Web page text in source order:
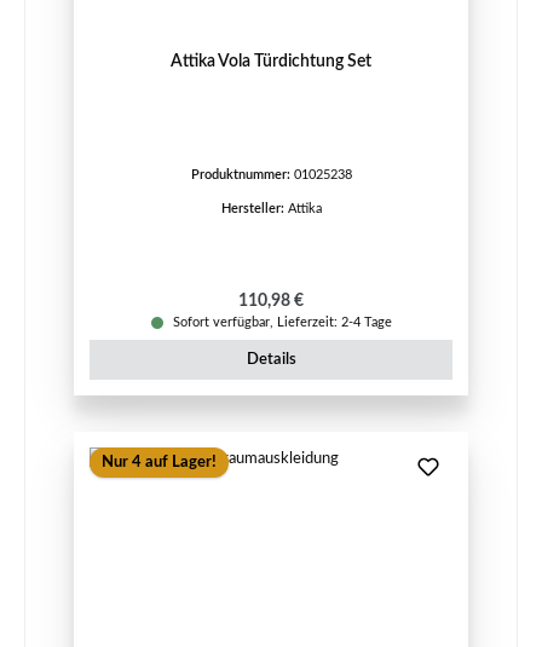
Attika Vola Türdichtung Set
Produktnummer: 01025238
Hersteller: Attika
Regulärer Preis:
110,98 €
Sofort verfügbar, Lieferzeit: 2-4 Tage
Details
Nur 4 auf Lager!